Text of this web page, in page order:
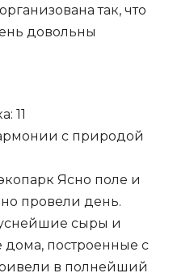
так, что
довольны
11
с природой
Ясно поле и
провели день.
сыры и
дома, построенные с
в полнейший